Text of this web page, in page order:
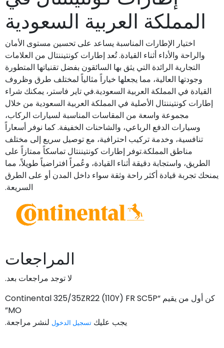
المملكة العربية السعودية
اختيار الإطارات المناسبة يساعد على تحسين مستوى الأمان
والراحة والأداء أثناء القيادة. تُعد إطارات كونتيننتال من العلامات
التجارية الرائدة التي يثق بها السائقون بفضل تقنياتها المتطورة
وجودتها العالية، مما يجعلها خياراً مثالياً لمختلف طرق وظروف
القيادة في المملكة العربية السعودية.في تاير فاستر، يمكنك شراء
إطارات كونتيننتال الأصلية في المملكة العربية السعودية من خلال
مجموعة واسعة من المقاسات المناسبة لسيارات الركاب،
وسيارات الدفع الرباعي، والشاحنات الخفيفة. كما نوفر أسعاراً
تنافسية، وخدمة تركيب احترافية، مع توصيل سريع إلى مختلف
مناطق المملكة.توفر إطارات كونتيننتال تماسكاً ممتازاً على
الطريق، واستجابة دقيقة أثناء القيادة، وعُمراً افتراضياً طويلاً، مما
يمنحك تجربة قيادة أكثر راحة وثقة سواء داخل المدن أو على الطرق
السريعة.
المراجعات
لا توجد مراجعات بعد.
كن أول من يقيم “Continental 325/35ZR22 (110Y) FR SC5P
MO”
يجب عليك تسجيل الدخول لنشر مراجعة.